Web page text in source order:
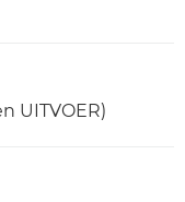
UITVOER)